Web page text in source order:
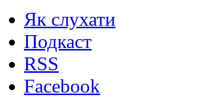
Як слухати
Подкаст
RSS
Facebook